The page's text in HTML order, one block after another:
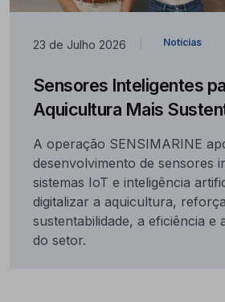
23 de Julho 2026 Notícias
Sensores Inteligentes
Aquicultura Mais
A operação SENSIMARINE
desenvolvimento de sensores
sistemas IoT e inteligência
digitalizar a aquicultura,
sustentabilidade, a eficiência e
do setor.